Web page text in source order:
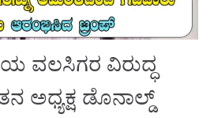
ವಲಸಿಗರ ವಿರುದ್ಧ
ಅಧ್ಯಕ್ಷ ಡೊನಾಲ್ಡ್​